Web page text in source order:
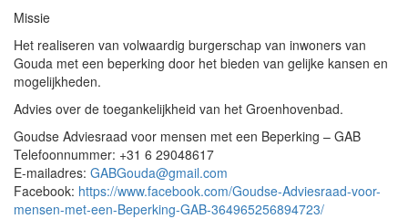
Missie
Het realiseren van volwaardig burgerschap van inwoners van
Gouda met een beperking door het bieden van gelijke kansen en
mogelijkheden.
Advies over de toegankelijkheid van het Groenhovenbad.
Goudse Adviesraad voor mensen met een Beperking – GAB
Telefoonnummer: +31 6 29048617
E-mailadres: GABGouda@gmail.com
Facebook: https://www.facebook.com/Goudse-Adviesraad-voor-
mensen-met-een-Beperking-GAB-364965256894723/